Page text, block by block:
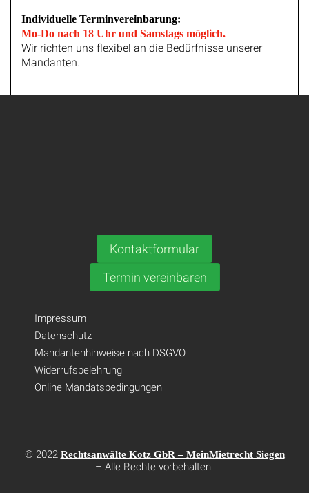
Individuelle Terminvereinbarung:
Mo-Do nach 18 Uhr und Samstags möglich.
Wir richten uns flexibel an die Bedürfnisse unserer
Mandanten.
Kontaktformular
Termin vereinbaren
Impressum
Datenschutz
Mandantenhinweise nach DSGVO
Widerrufsbelehrung
Online Mandatsbedingungen
© 2022 Rechtsanwälte Kotz GbR – MeinMietrecht Siegen
– Alle Rechte vorbehalten.